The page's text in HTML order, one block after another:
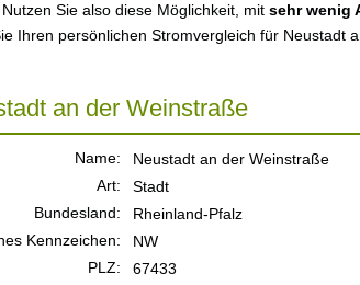
Sie also diese Möglichkeit, mit sehr wenig
Ihren persönlichen Stromvergleich für Neustadt
an der Weinstraße
Name:
Neustadt an der Weinstraße
Art:
Stadt
Bundesland:
Rheinland-Pfalz
Kennzeichen:
NW
PLZ:
67433